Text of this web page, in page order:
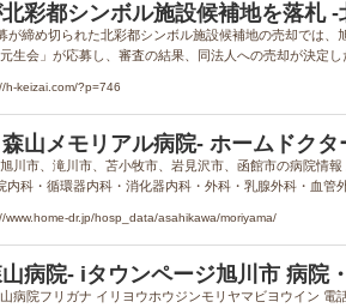
彩都シンボル施設候補地を落札
が締め切られた北彩都シンボル施設候補地の売却では
生会」が応募し、審査の結果、同法人への売却が決定し
h-keizai.com/?p=746
山メモリアル病院- ホームドク
川市、滝川市、苫小牧市、岩見沢市、函館市の病院情
内科・循環器内科・消化器内科・外科・乳腺外科・血管
www.home-dr.jp/hosp_data/asahikawa/moriyama/
病院- iタウンページ旭川市 病院
病院フリガナ イリヨウホウジンモリヤマビヨウイン